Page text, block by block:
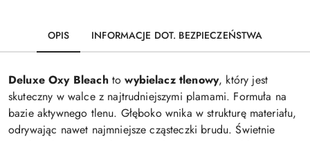
OPIS INFORMACJE DOT. BEZPIECZEŃSTWA
Deluxe Oxy Bleach towybielacz tlenowy, który jest
skuteczny w walce z najtrudniejszymi plamami. Formuła na
bazie aktywnego tlenu. Głęboko wnika w strukturę materiału,
odrywając nawet najmniejsze cząsteczki brudu. Świetnie